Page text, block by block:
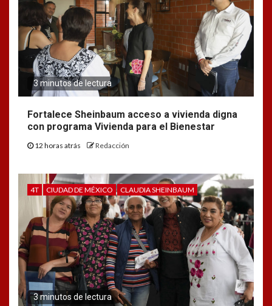
3 minutos de lectura
Fortalece Sheinbaum acceso a vivienda digna
con programa Vivienda para el Bienestar
12 horas atrás Redacción
4T CIUDAD DE MÉXICO CLAUDIA SHEINBAUM
3 minutos de lectura